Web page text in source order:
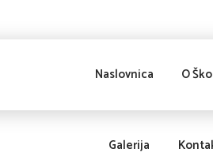
Naslovnica O
Galerija